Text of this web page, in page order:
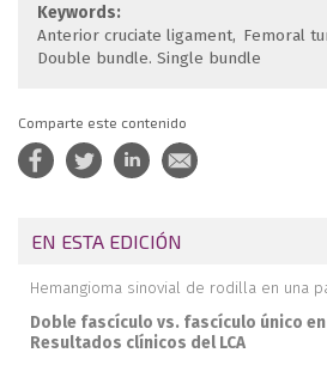
Keywords:
Anterior cruciate ligament Femoral
Double bundle. Single bundle
Comparte este contenido
EN ESTA EDICIÓN
Hemangioma sinovial de rodilla en una
Doble fascículo vs. fascículo único
Resultados clínicos del LCA